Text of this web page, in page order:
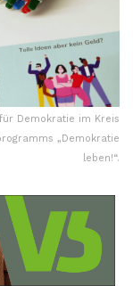
Demokratie im Kreis
„Demokratie
leben!“.